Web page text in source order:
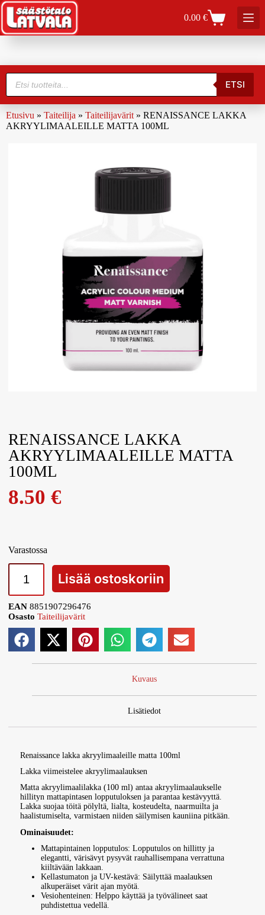
0.00€
ETSI
Etusivu » Taiteilija » Taiteilijavärit » RENAISSANCE LAKKA
AKRYYLIMAALEILLE MATTA 100ML
RENAISSANCE LAKKA
AKRYYLIMAALEILLE MATTA
100ML
8.50€
Varastossa
Lisää ostoskoriin
EAN8851907296476
Osasto Taiteilijavärit
Kuvaus
Lisätiedot
Renaissance lakka akryylimaaleille matta 100ml
Lakka viimeistelee akryylimaalauksen
Matta akryylimaalilakka (100 ml) antaa akryylimaalaukselle
hillityn mattapintasen lopputuloksen ja parantaa kestävyyttä.
Lakka suojaa töitä pölyltä, lialta, kosteudelta, naarmuilta ja
haalistumiselta, varmistaen niiden säilymisen kauniina pitkään.
Ominaisuudet:
Mattapintainen lopputulos: Lopputulos on hillitty ja
elegantti, värisävyt pysyvät rauhallisempana verrattuna
kiiltävään lakkaan.
Kellastumaton ja UV-kestävä: Säilyttää maalauksen
alkuperäiset värit ajan myötä.
Vesiohenteinen: Helppo käyttää ja työvälineet saat
puhdistettua vedellä.